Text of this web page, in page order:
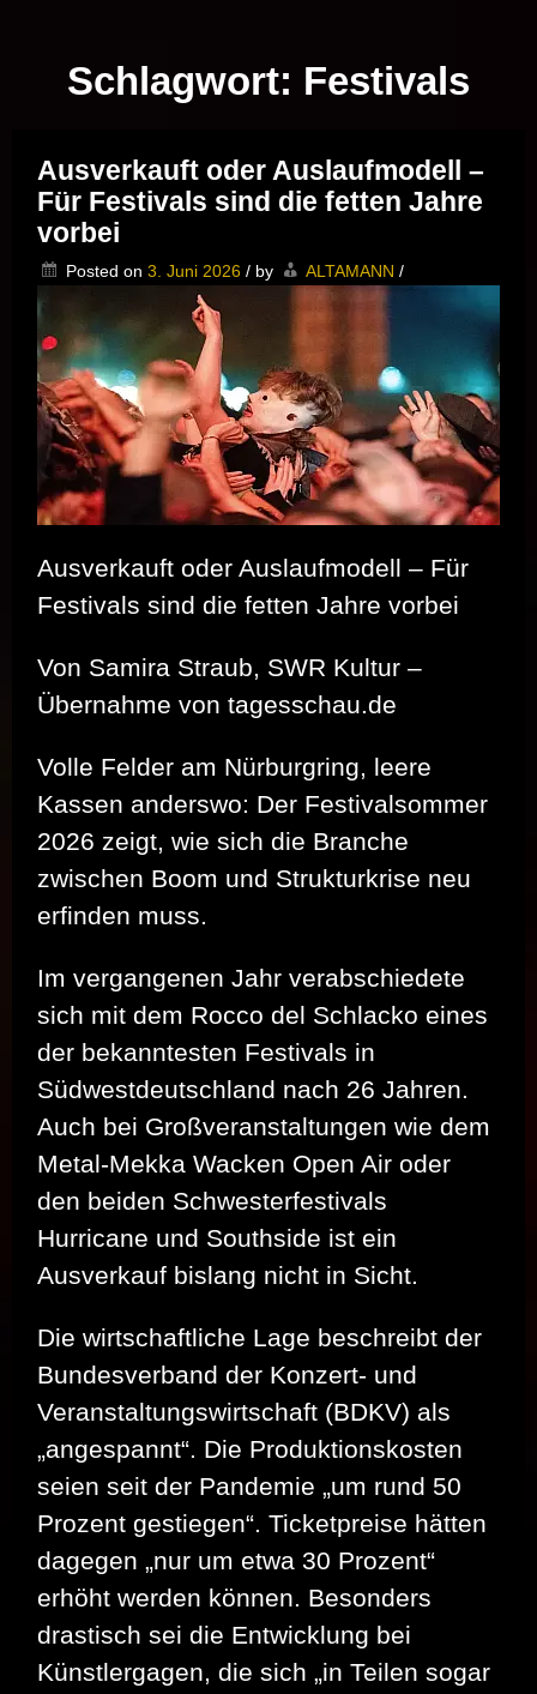
Schlagwort: Festivals
Ausverkauft oder Auslaufmodell –
Für Festivals sind die fetten Jahre
vorbei
Posted on 3. Juni 2026 / by ALTAMANN /
Ausverkauft oder Auslaufmodell – Für
Festivals sind die fetten Jahre vorbei
Von Samira Straub, SWR Kultur –
Übernahme von tagesschau.de
Volle Felder am Nürburgring, leere
Kassen anderswo: Der Festivalsommer
2026 zeigt, wie sich die Branche
zwischen Boom und Strukturkrise neu
erfinden muss.
Im vergangenen Jahr verabschiedete
sich mit dem Rocco del Schlacko eines
der bekanntesten Festivals in
Südwestdeutschland nach 26 Jahren.
Auch bei Großveranstaltungen wie dem
Metal-Mekka Wacken Open Air oder
den beiden Schwesterfestivals
Hurricane und Southside ist ein
Ausverkauf bislang nicht in Sicht.
Die wirtschaftliche Lage beschreibt der
Bundesverband der Konzert- und
Veranstaltungswirtschaft (BDKV) als
„angespannt“. Die Produktionskosten
seien seit der Pandemie „um rund 50
Prozent gestiegen“. Ticketpreise hätten
dagegen „nur um etwa 30 Prozent“
erhöht werden können. Besonders
drastisch sei die Entwicklung bei
Künstlergagen, die sich „in Teilen sogar